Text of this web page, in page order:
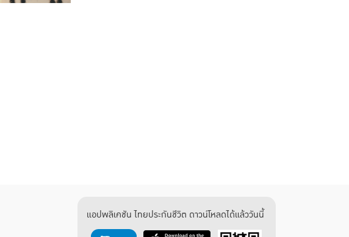
แอปพลิเคชัน ไทยประกันชีวิต ดาวน์โหลดได้แล้ววันนี้